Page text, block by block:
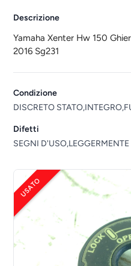
USATO
Descrizione
Yamaha Xenter Hw 150
2016 Sg231
Condizione
DISCRETO
Difetti
SEGNI